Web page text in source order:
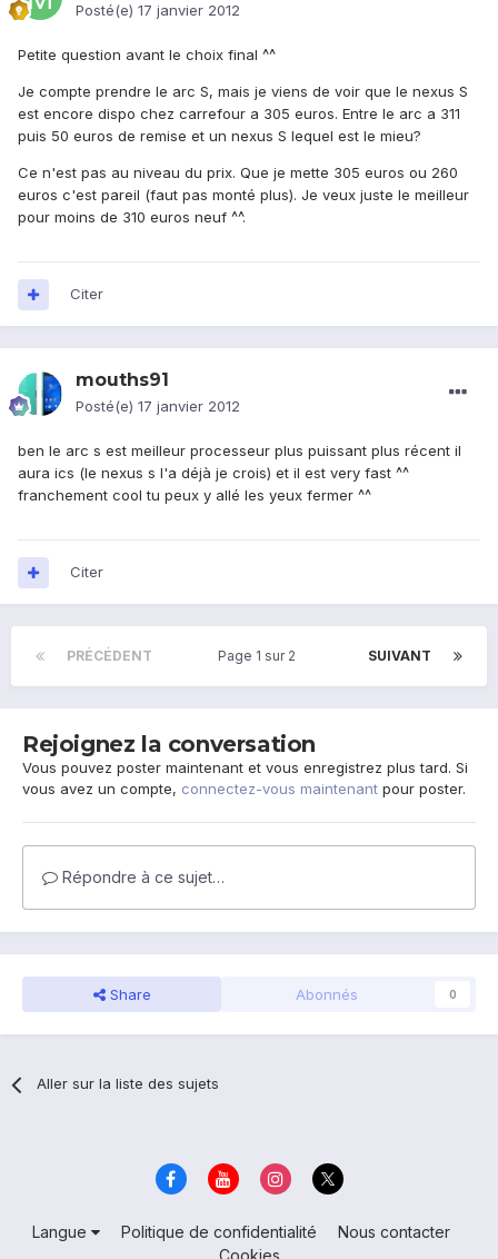
Posté(e) 17 janvier 2012
Petite question avant le choix final ^^
Je compte prendre le arc S, mais je viens de voir que le nexus S
est encore dispo chez carrefour a 305 euros. Entre le arc a 311
puis 50 euros de remise et un nexus S lequel est le mieu?
Ce n'est pas au niveau du prix. Que je mette 305 euros ou 260
euros c'est pareil (faut pas monté plus). Je veux juste le meilleur
pour moins de 310 euros neuf ^^.
Citer
mouths91
Posté(e) 17 janvier 2012
ben le arc s est meilleur processeur plus puissant plus récent il
aura ics (le nexus s l'a déjà je crois) et il est very fast ^^
franchement cool tu peux y allé les yeux fermer ^^
Citer
PRÉCÉDENT SUIVANT
Page 1 sur 2
Rejoignez la conversation
Vous pouvez poster maintenant et vous enregistrez plus tard. Si
vous avez un compte, connectez-vous maintenant pour poster.
Répondre à ce sujet…
Share Abonnés 0
Aller sur la liste des sujets
Langue Politique de confidentialité
Nous contacter
Cookies